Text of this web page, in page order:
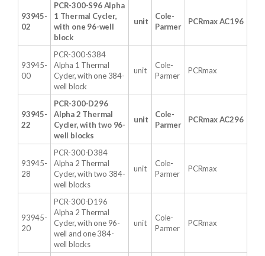
93945-
02
PCR-300-S96 Alpha
1 Thermal Cycler,
with one 96-well
block
unit
Cole-
Parmer
PCRmaxAC196
93945-
00
PCR-300-S384
Alpha 1 Thermal
Cycler, with one 384-
well block
unit
Cole-
Parmer
PCRmax
93945-
22
PCR-300-D296
Alpha 2 Thermal
Cycler, with two 96-
well blocks
unit
Cole-
Parmer
PCRmaxAC296
93945-
28
PCR-300-D384
Alpha 2 Thermal
Cycler, with two 384-
well blocks
unit
Cole-
Parmer
PCRmax
93945-
20
PCR-300-D196
Alpha 2 Thermal
Cycler, with one 96-
well and one 384-
well blocks
unit
Cole-
Parmer
PCRmax